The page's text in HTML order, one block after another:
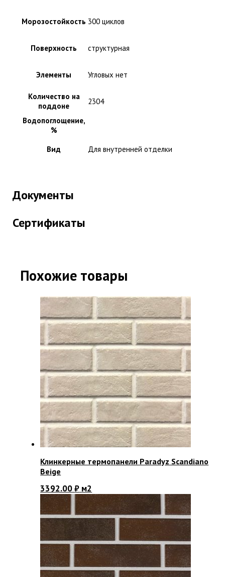
Морозостойкость 300 циклов
Поверхность структурная
Элементы Угловых нет
Количество на
поддоне
2304
Водопоглощение,
%
Вид
Для внутренней отделки
Документы
Сертификаты
Похожие товары
Клинкерные термопанели Paradyz Scandiano
Beige
3392.00₽ м2